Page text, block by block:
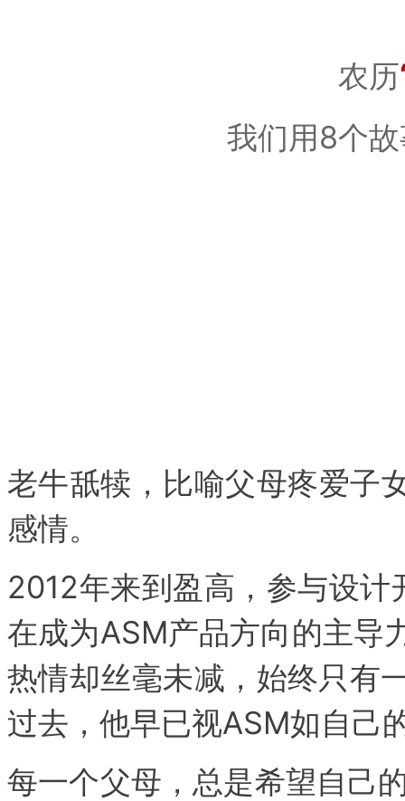
农历
我们用8个
老牛舐犊，比喻父母疼爱子
感情。
2012年来到盈高，参与设
在成为ASM产品方向的主导
热情却丝毫未减，始终只有
过去，他早已视ASM如自己
每一个父母，总是希望自己